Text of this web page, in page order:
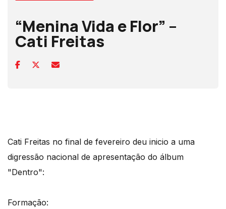
“Menina Vida e Flor” –
Cati Freitas
Cati Freitas no final de fevereiro deu inicio a uma
digressão nacional de apresentação do álbum
"Dentro":
Formação: